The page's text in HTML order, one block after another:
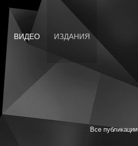
ВИДЕО ИЗДАНИЯ
Все публикации